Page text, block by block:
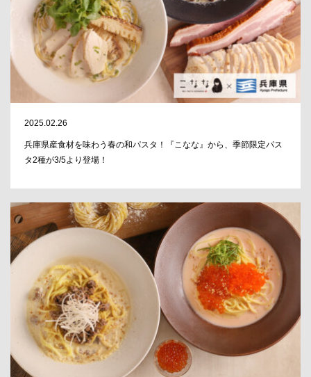
2025.02.26
兵庫県産食材を味わう春の和パスタ！『こなな』から、季節限定パス
タ2種が3/5より登場！